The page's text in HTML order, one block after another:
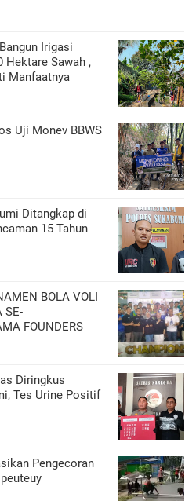
Irigasi
Hektare Sawah ,
Manfaatnya
Uji Monev BBWS
Ditangkap di
15 Tahun
BOLA VOLI
SE-
FOUNDERS
Diringkus
Tes Urine Positif
Pengecoran